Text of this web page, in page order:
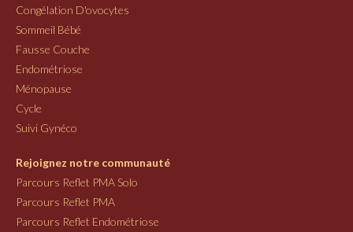
Congélation D'ovocytes
Sommeil Bébé
Fausse Couche
Endométriose
Ménopause
Cycle
Suivi Gynéco
Rejoignez notre communauté
Parcours Reflet PMA Solo
Parcours Reflet PMA
Parcours Reflet Endométriose